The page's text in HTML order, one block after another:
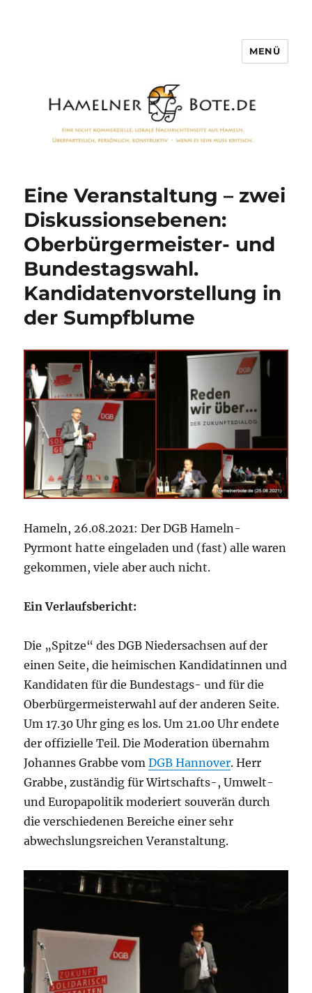
MENÜ
Eine Veranstaltung – zwei
Diskussionsebenen:
Oberbürgermeister- und
Bundestagswahl.
Kandidatenvorstellung in
der Sumpfblume
Hameln, 26.08.2021: Der DGB Hameln-
Pyrmont hatte eingeladen und (fast) alle waren
gekommen, viele aber auch nicht.
Ein Verlaufsbericht:
Die „Spitze“ des DGB Niedersachsen auf der
einen Seite, die heimischen Kandidatinnen und
Kandidaten für die Bundestags- und für die
Oberbürgermeisterwahl auf der anderen Seite.
Um 17.30 Uhr ging es los. Um 21.00 Uhr endete
der offizielle Teil. Die Moderation übernahm
Johannes Grabbe vomDGB Hannover. Herr
Grabbe, zuständig für Wirtschafts-, Umwelt-
und Europapolitik moderiert souverän durch
die verschiedenen Bereiche einer sehr
abwechslungsreichen Veranstaltung.